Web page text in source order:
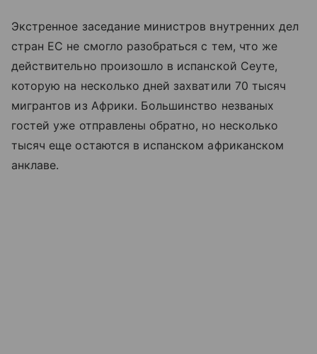
Экстренное заседание министров внутренних дел
стран ЕС не смогло разобраться с тем, что же
действительно произошло в испанской Сеуте,
которую на несколько дней захватили 70 тысяч
мигрантов из Африки. Большинство незваных
гостей уже отправлены обратно, но несколько
тысяч еще остаются в испанском африканском
анклаве.